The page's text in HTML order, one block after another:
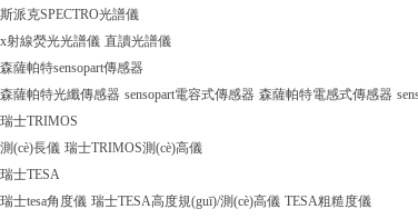
斯派克SPECTRO光譜儀
x射線熒光光譜儀 直讀光譜儀
森薩帕特sensopart傳感器
森薩帕特光纖傳感器 sensopart電容式傳感器 森薩帕特電感式傳感器
瑞士TRIMOS
測(cè)長儀 瑞士TRIMOS測(cè)高儀
瑞士TESA
瑞士tesa角度儀 瑞士TESA高度規(guī)/測(cè)高儀 TESA粗糙度儀